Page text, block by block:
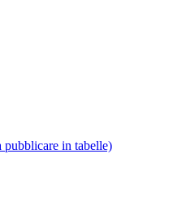
in tabelle)